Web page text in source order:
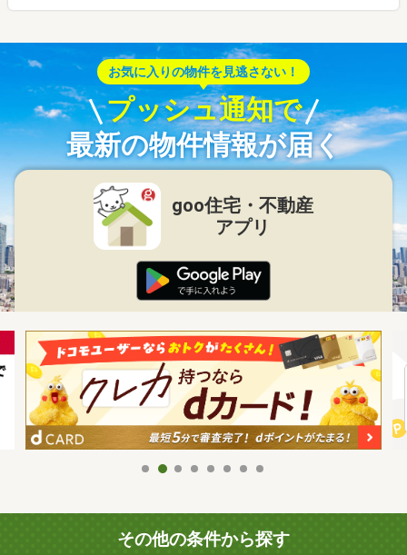
お気に入りの物件を見逃さない！
プッシュ通知で
最新の物件情報が届く
goo住宅・不動産
アプリ
その他の条件から探す